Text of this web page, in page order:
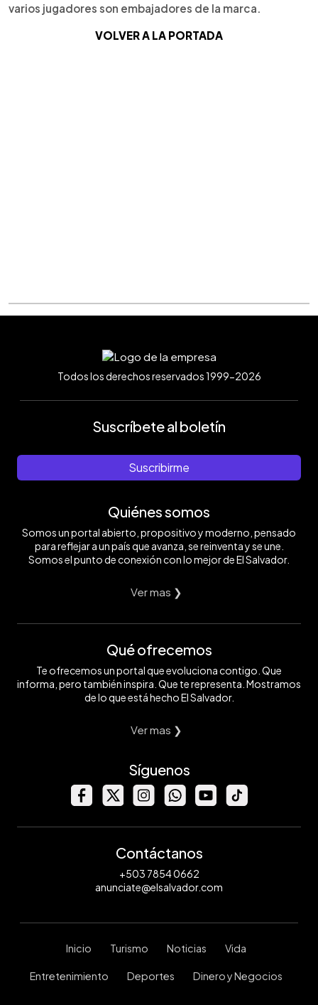
varios jugadores son embajadores de la marca.
VOLVER A LA PORTADA
Todos los derechos reservados 1999-2026
Suscríbete al boletín
Suscribirme
Quiénes somos
Somos un portal abierto, propositivo y moderno, pensado
para reflejar a un país que avanza, se reinventa y se une.
Somos el punto de conexión con lo mejor de El Salvador.
Ver mas ❯
Qué ofrecemos
Te ofrecemos un portal que evoluciona contigo. Que
informa, pero también inspira. Que te representa. Mostramos
de lo que está hecho El Salvador.
Ver mas ❯
Síguenos
Contáctanos
+503 7854 0662
anunciate@elsalvador.com
Inicio Turismo Noticias Vida
Entretenimiento Deportes Dinero y Negocios